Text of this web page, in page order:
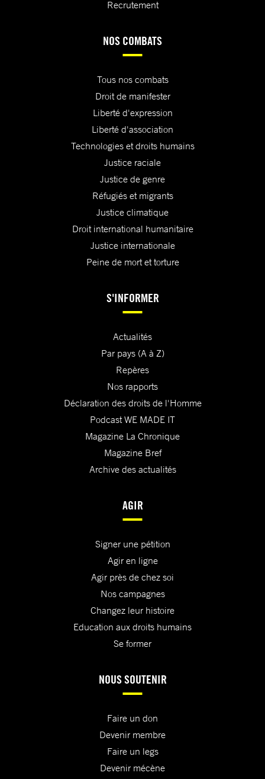
Recrutement
NOS COMBATS
Tous nos combats
Droit de manifester
Liberté d'expression
Liberté d'association
Technologies et droits humains
Justice raciale
Justice de genre
Réfugiés et migrants
Justice climatique
Droit international humanitaire
Justice internationale
Peine de mort et torture
S'INFORMER
Actualités
Par pays (A à Z)
Repères
Nos rapports
Déclaration des droits de l'Homme
Podcast WE MADE IT
Magazine La Chronique
Magazine Bref
Archive des actualités
AGIR
Signer une pétition
Agir en ligne
Agir près de chez soi
Nos campagnes
Changez leur histoire
Education aux droits humains
Se former
NOUS SOUTENIR
Faire un don
Devenir membre
Faire un legs
Devenir mécène